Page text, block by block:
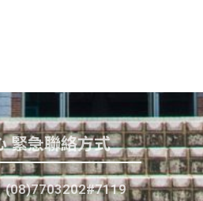
緊急聯絡方式
(08)7703202#7119